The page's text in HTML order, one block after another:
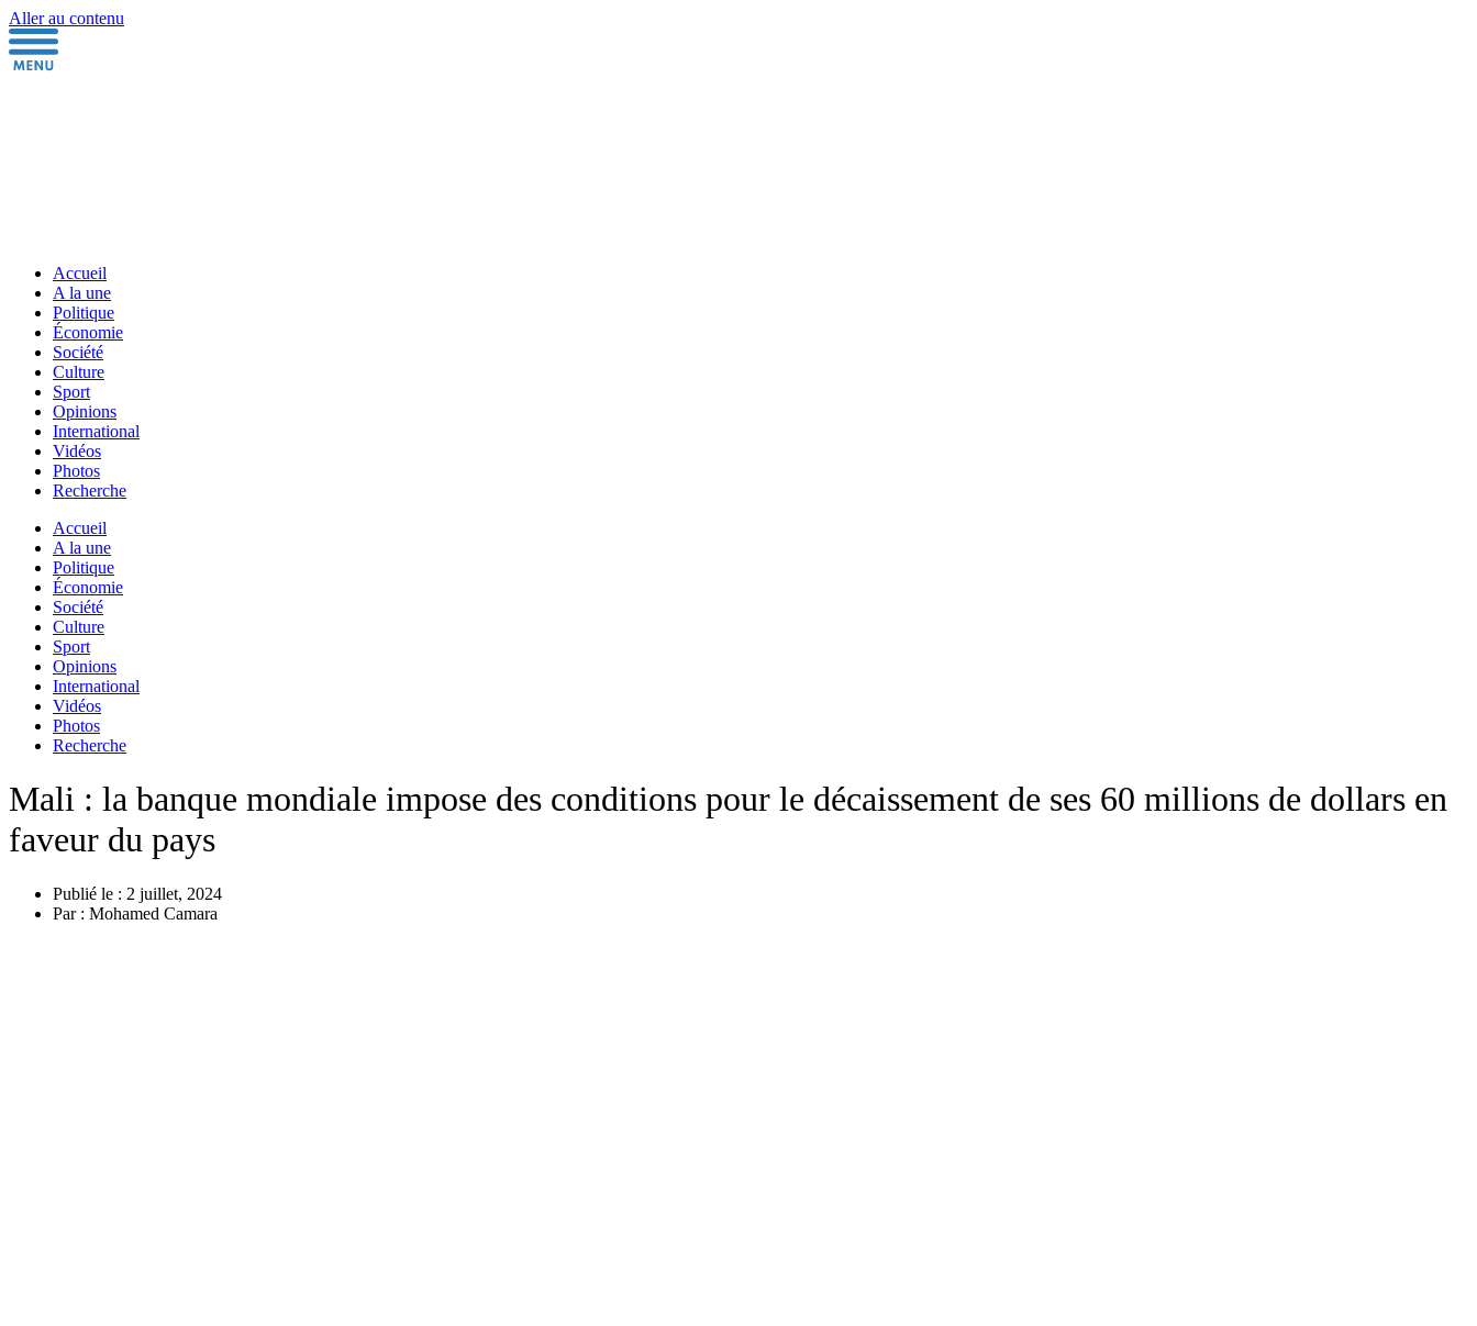
Aller au contenu
Accueil
A la une
Politique
Économie
Société
Culture
Sport
Opinions
International
Vidéos
Photos
Recherche
Accueil
A la une
Politique
Économie
Société
Culture
Sport
Opinions
International
Vidéos
Photos
Recherche
Mali : la banque mondiale impose des conditions pour le décaissement de ses 60 millions de dollars en
faveur du pays
Publié le : 2 juillet, 2024
Par : Mohamed Camara